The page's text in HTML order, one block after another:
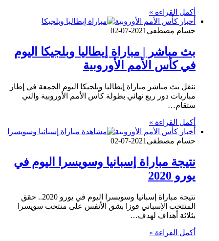
أكمل القراءة »
أخبار كأس الأمم الأوروبية
حسام مصطفى 2021-07-02
بث مباشر | مباراة إيطاليا وبلجيكا اليوم
في كأس الأمم الأوروبية
ننقل بث مباشر مباراة إيطاليا وبلجيكا اليوم الجمعة في إطار
مباريات دور ربع نهائي بطولة كأس الأمم الأوروبية والتي
ستقام…
أكمل القراءة »
أخبار كأس الأمم الأوروبية
حسام مصطفى 2021-07-02
نتيجة مباراة إسبانيا وسويسرا اليوم في
يورو 2020
نتيجة مباراة إسبانيا وسويسرا اليوم في يورو 2020.. حقق
المنتخب الإسباني فوزا بشق الأنفس على منتخب سويسرا
بثلاثة أهداف لهدف…
أكمل القراءة »